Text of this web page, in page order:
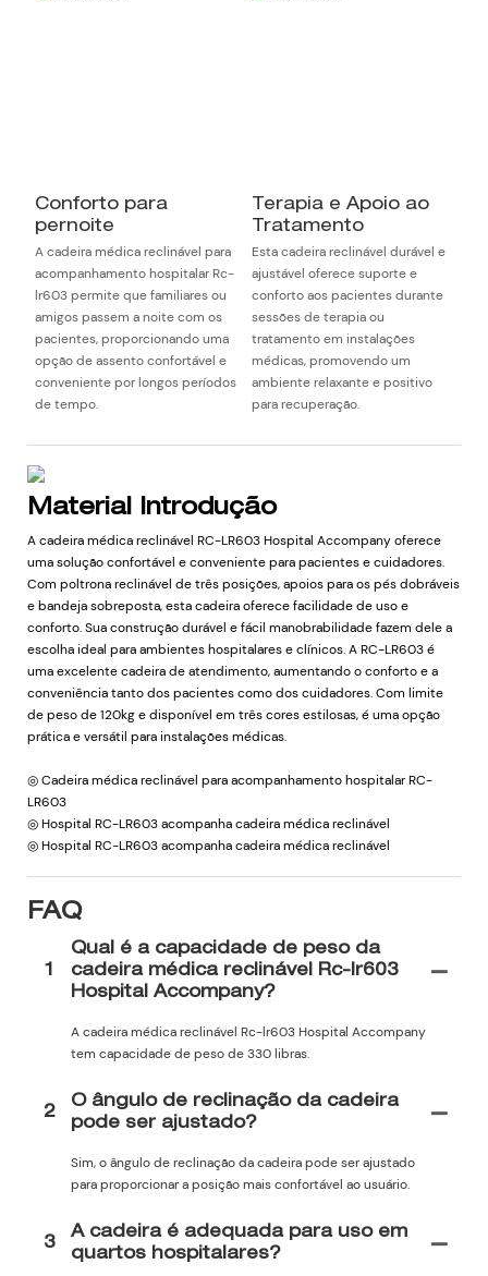
Conforto para
pernoite
A cadeira médica reclinável para
acompanhamento hospitalar Rc-
lr603 permite que familiares ou
amigos passem a noite com os
pacientes, proporcionando uma
opção de assento confortável e
conveniente por longos períodos
de tempo.
Terapia e Apoio ao
Tratamento
Esta cadeira reclinável durável e
ajustável oferece suporte e
conforto aos pacientes durante
sessões de terapia ou
tratamento em instalações
médicas, promovendo um
ambiente relaxante e positivo
para recuperação.
Material Introdução
A cadeira médica reclinável RC-LR603 Hospital Accompany oferece
uma solução confortável e conveniente para pacientes e cuidadores.
Com poltrona reclinável de três posições, apoios para os pés dobráveis
​​e bandeja sobreposta, esta cadeira oferece facilidade de uso e
conforto. Sua construção durável e fácil manobrabilidade fazem dele a
escolha ideal para ambientes hospitalares e clínicos. A RC-LR603 é
uma excelente cadeira de atendimento, aumentando o conforto e a
conveniência tanto dos pacientes como dos cuidadores. Com limite
de peso de 120kg e disponível em três cores estilosas, é uma opção
prática e versátil para instalações médicas.
◎ Cadeira médica reclinável para acompanhamento hospitalar RC-
LR603
◎ Hospital RC-LR603 acompanha cadeira médica reclinável
◎ Hospital RC-LR603 acompanha cadeira médica reclinável
FAQ
1
Qual é a capacidade de peso da
cadeira médica reclinável Rc-lr603
Hospital Accompany?
A cadeira médica reclinável Rc-lr603 Hospital Accompany
tem capacidade de peso de 330 libras.
2
O ângulo de reclinação da cadeira
pode ser ajustado?
Sim, o ângulo de reclinação da cadeira pode ser ajustado
para proporcionar a posição mais confortável ao usuário.
3
A cadeira é adequada para uso em
quartos hospitalares?